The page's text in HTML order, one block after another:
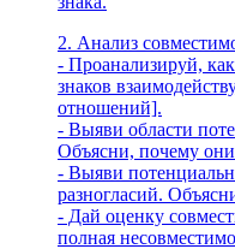
2. Анализ
- Проанализируй,
знаков
отношений].
- Выяви области
Объясни, почему
- Выяви
разногласий.
- Дай оценку
полная